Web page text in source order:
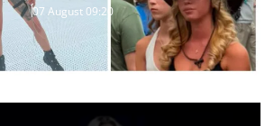
07 August 09:20